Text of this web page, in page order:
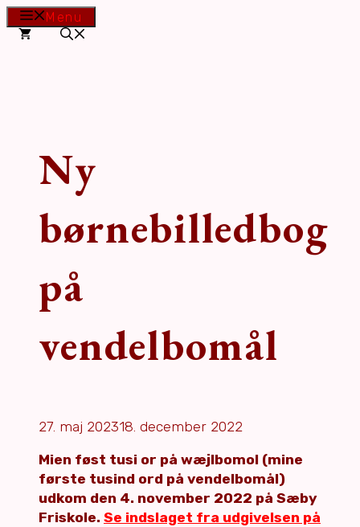
Hop
Menu
Ny
børnebilledbog
på
vendelbomål
27. maj 202318. december 2022
Mien føst tusi or på wæjlbomol (mine
første tusind ord på vendelbomål)
udkom den 4. november 2022 på Sæby
Friskole. Se indslaget fra udgivelsen på